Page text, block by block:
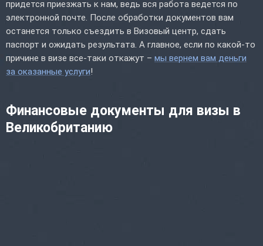
придется приезжать к нам, ведь вся работа ведется по
электронной почте. После обработки документов вам
останется только съездить в Визовый центр, сдать
паспорт и ожидать результата. А главное, если по какой-то
причине в визе все-таки откажут – мы вернем вам деньги
за оказанные услуги!
Финансовые документы для визы в
Великобританию